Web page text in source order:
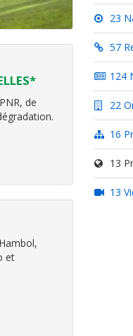
de
et
23
57
124
22
16
13
13